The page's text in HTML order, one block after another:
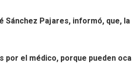
Sánchez Pajares, informó, que,
el médico, porque pueden